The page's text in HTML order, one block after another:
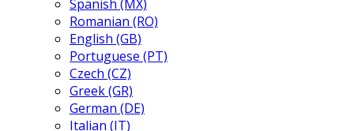
Spanish (MX)
Romanian (RO)
English (GB)
Portuguese (PT)
Czech (CZ)
Greek (GR)
German (DE)
Italian (IT)